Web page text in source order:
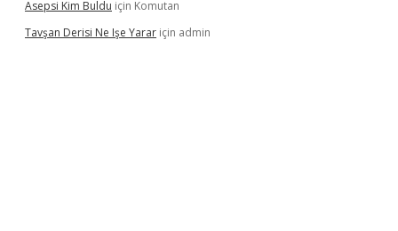
Asepsi Kim Buldu için Komutan
Tavşan Derisi Ne Işe Yarar için admin